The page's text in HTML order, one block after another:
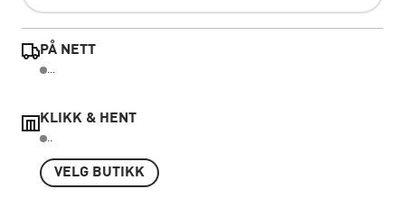
PÅ NETT
...
KLIKK & HENT
..
VELG BUTIKK